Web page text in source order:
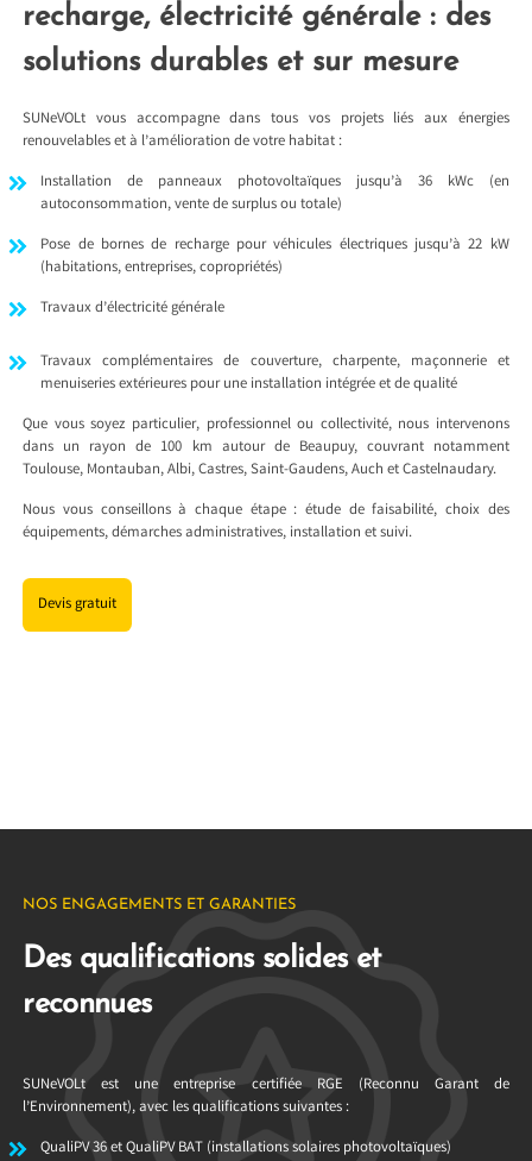
recharge, électricité générale : des
solutions durables et sur mesure
SUNeVOLt vous accompagne dans tous vos projets liés aux énergies
renouvelables et à l’amélioration de votre habitat :
Installation de panneaux photovoltaïques jusqu’à 36 kWc (en
autoconsommation, vente de surplus ou totale)
Pose de bornes de recharge pour véhicules électriques jusqu’à 22 kW
(habitations, entreprises, copropriétés)
Travaux d’électricité générale
Travaux complémentaires de couverture, charpente, maçonnerie et
menuiseries extérieures pour une installation intégrée et de qualité
Que vous soyez particulier, professionnel ou collectivité, nous intervenons
dans un rayon de 100 km autour de Beaupuy, couvrant notamment
Toulouse, Montauban, Albi, Castres, Saint-Gaudens, Auch et Castelnaudary.
Nous vous conseillons à chaque étape : étude de faisabilité, choix des
équipements, démarches administratives, installation et suivi.
Devis gratuit
NOS ENGAGEMENTS ET GARANTIES
Des qualifications solides et
reconnues
SUNeVOLt est une entreprise certifiée RGE (Reconnu Garant de
l’Environnement), avec les qualifications suivantes :
QualiPV 36 et QualiPV BAT (installations solaires photovoltaïques)